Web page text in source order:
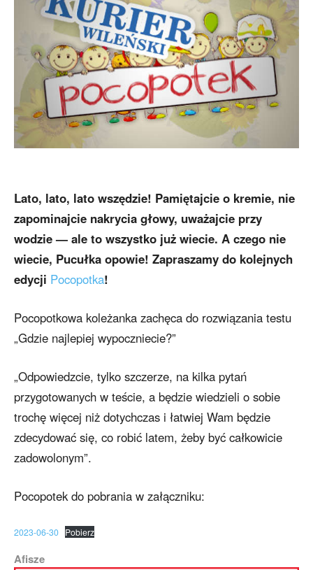
Lato, lato, lato wszędzie! Pamiętajcie o kremie, nie
zapominajcie nakrycia głowy, uważajcie przy
wodzie — ale to wszystko już wiecie. A czego nie
wiecie, Pucułka opowie! Zapraszamy do kolejnych
edycji Pocopotka!
Pocopotkowa koleżanka zachęca do rozwiązania testu
„Gdzie najlepiej wypoczniecie?”
„Odpowiedzcie, tylko szczerze, na kilka pytań
przygotowanych w teście, a będzie wiedzieli o sobie
trochę więcej niż dotychczas i łatwiej Wam będzie
zdecydować się, co robić latem, żeby być całkowicie
zadowolonym”.
Pocopotek do pobrania w załączniku:
2023-06-30 Pobierz
Afisze